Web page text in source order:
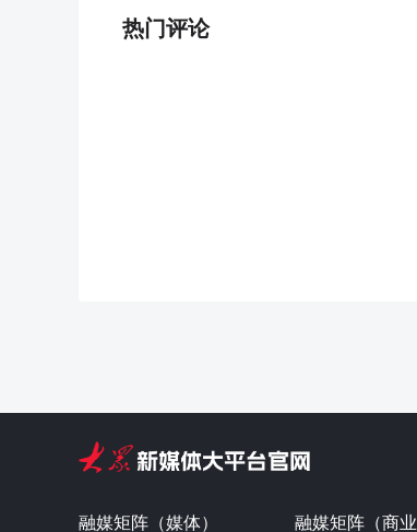
热门评论
融媒矩阵（媒体） 融媒矩阵（商业